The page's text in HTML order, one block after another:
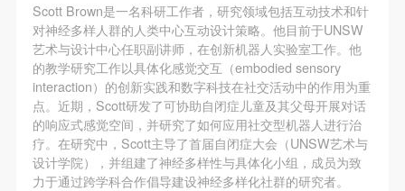
Scott Brown是一名科研工作者，研究领域包括互动技术和针
对神经多样人群的人类中心互动设计策略。他目前于UNSW
艺术与设计中心任职副讲师，在创新机器人实验室工作。他
的教学研究工作以具体化感觉交互（embodied sensory
interaction）的创新实践和数字科技在社交活动中的作用为重
点。近期，Scott研发了可协助自闭症儿童及其父母开展对话
的响应式感觉空间，并研究了如何应用社交型机器人进行治
疗。在研究中，Scott主导了首届自闭症大会（UNSW艺术与
设计学院），并组建了神经多样性与具体化小组，成员为致
力于通过跨学科合作倡导建设神经多样化社群的研究者。